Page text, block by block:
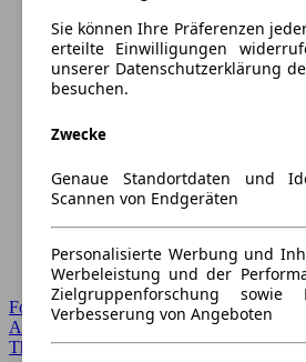
Forum Startseite
Alle Auto-Foren
Themen-Forum
Sie können Ihre Präferenzen
erteilte Einwilligungen
unserer Datenschutzerklärung
besuchen.
Zwecke
Genaue Standortdaten und
Scannen von Endgeräten
Personalisierte Werbung und
Werbeleistung und der
Zielgruppenforschung sowie
Verbesserung von Angeboten